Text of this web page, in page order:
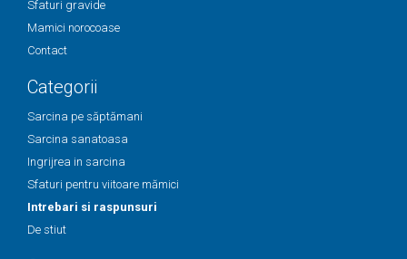
Sfaturi gravide
Mamici norocoase
Contact
Categorii
Sarcina pe săptămani
Sarcina sanatoasa
Ingrijrea in sarcina
Sfaturi pentru viitoare mămici
Intrebari si raspunsuri
De stiut